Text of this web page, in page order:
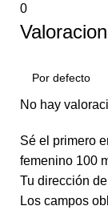
0
No hay
Sé el primero
femenino 100
Tu dirección
Los campos